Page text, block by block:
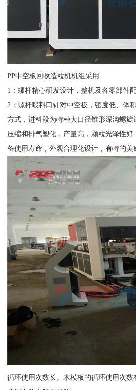
PP中空板回收造粒机机组采用
1：螺杆精心研发设计，整机及各零部件配
2：螺杆喂料口针对中空板，密度低、体
方式，进料段为特种大口径锥形深沟螺旋
压缩和排气塑化，产量高，颗粒光泽性
备使用寿命，外观合理化设计，有特的美
循环使用次数长。木模板的循环使用次数